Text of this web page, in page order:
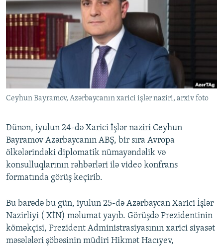
FOTOQALEREYA
İNFOQRAFIKA
KARIKATURA
OXU ZALI
AZƏRBAYCAN ƏDƏBIYYATI KITABXANASI
İSLAM VƏ DEMOKRATIYA
İZ - MƏDƏNIYYƏT PROQRAMI
HAQQIMIZDA
MISSIYAMIZ
PEŞƏ ETIKASI VƏ JURNALISTIKA STANDARTLARIMIZ
MATERIALLARIMIZDAN ISTIFADƏ
AZADLIQRADIOSU MOBIL TELEFONUNUZDA
BIZIMLƏ ƏLAQƏ
RFE/RL-in bütün saytları
Ceyhun Bayramov, Azərbaycanın xarici işlər naziri, arxiv foto
Dünən, iyulun 24-də Xarici İşlər naziri Ceyhun
Bayramov Azərbaycanın ABŞ, bir sıra Avropa
ölkələrindəki diplomatik nümayəndəlik və
konsulluqlarının rəhbərləri ilə video konfrans
formatında görüş keçirib.
Bu barədə bu gün, iyulun 25-də Azərbaycan Xarici İşlər
Nazirliyi ( XİN) məlumat yayıb. Görüşdə Prezidentinin
köməkçisi, Prezident Administrasiyasının xarici siyasət
məsələləri şöbəsinin müdiri Hikmət Hacıyev,